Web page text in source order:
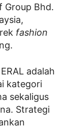
Group Bhd.
fashion
adalah
kategori
sekaligus
Strategi